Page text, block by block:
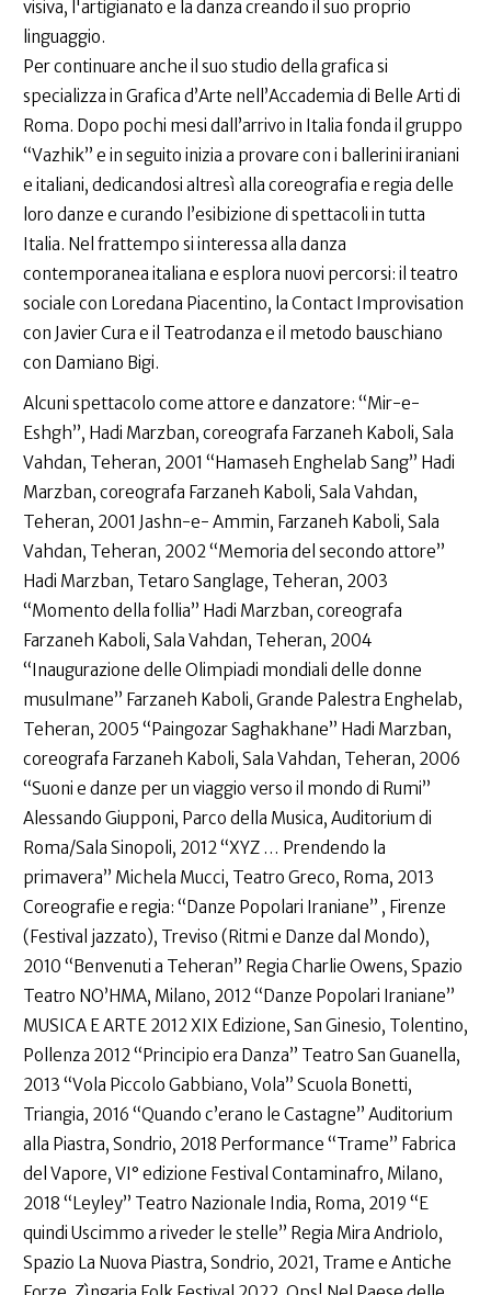
visiva, l'artigianato e la danza creando il suo proprio
linguaggio.
Per continuare anche il suo studio della grafica si
specializza in Grafica d’Arte nell’Accademia di Belle Arti di
Roma. Dopo pochi mesi dall’arrivo in Italia fonda il gruppo
“Vazhik” e in seguito inizia a provare con i ballerini iraniani
e italiani, dedicandosi altresì alla coreografia e regia delle
loro danze e curando l’esibizione di spettacoli in tutta
Italia. Nel frattempo si interessa alla danza
contemporanea italiana e esplora nuovi percorsi: il teatro
sociale con Loredana Piacentino, la Contact Improvisation
con Javier Cura e il Teatrodanza e il metodo bauschiano
con Damiano Bigi.
Alcuni spettacolo come attore e danzatore: “Mir-e-
Eshgh”, Hadi Marzban, coreografa Farzaneh Kaboli, Sala
Vahdan, Teheran, 2001 “Hamaseh Enghelab Sang” Hadi
Marzban, coreografa Farzaneh Kaboli, Sala Vahdan,
Teheran, 2001 Jashn-e- Ammin, Farzaneh Kaboli, Sala
Vahdan, Teheran, 2002 “Memoria del secondo attore”
Hadi Marzban, Tetaro Sanglage, Teheran, 2003
“Momento della follia” Hadi Marzban, coreografa
Farzaneh Kaboli, Sala Vahdan, Teheran, 2004
“Inaugurazione delle Olimpiadi mondiali delle donne
musulmane” Farzaneh Kaboli, Grande Palestra Enghelab,
Teheran, 2005 “Paingozar Saghakhane” Hadi Marzban,
coreografa Farzaneh Kaboli, Sala Vahdan, Teheran, 2006
“Suoni e danze per un viaggio verso il mondo di Rumi”
Alessando Giupponi, Parco della Musica, Auditorium di
Roma/Sala Sinopoli, 2012 “XYZ … Prendendo la
primavera” Michela Mucci, Teatro Greco, Roma, 2013
Coreografie e regia: “Danze Popolari Iraniane” , Firenze
(Festival jazzato), Treviso (Ritmi e Danze dal Mondo),
2010 “Benvenuti a Teheran” Regia Charlie Owens, Spazio
Teatro NO’HMA, Milano, 2012 “Danze Popolari Iraniane”
MUSICA E ARTE 2012 XIX Edizione, San Ginesio, Tolentino,
Pollenza 2012 “Principio era Danza” Teatro San Guanella,
2013 “Vola Piccolo Gabbiano, Vola” Scuola Bonetti,
Triangia, 2016 “Quando c’erano le Castagne” Auditorium
alla Piastra, Sondrio, 2018 Performance “Trame” Fabrica
del Vapore, VI° edizione Festival Contaminafro, Milano,
2018 “Leyley” Teatro Nazionale India, Roma, 2019 “E
quindi Uscimmo a riveder le stelle” Regia Mira Andriolo,
Spazio La Nuova Piastra, Sondrio, 2021, Trame e Antiche